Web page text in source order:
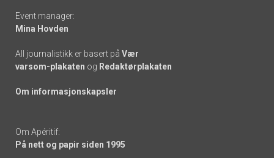
Event manager:
Mina Hovden
All journalistikk er basert på Vær
varsom-plakaten og Redaktørplakaten
Om informasjonskapsler
Om Apéritif:
På nett og papir siden 1995